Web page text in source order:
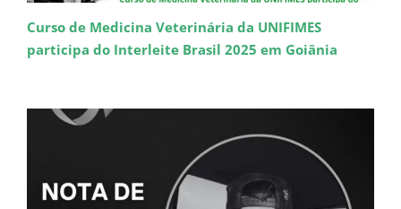
Curso de Medicina Veterinária da UNIFIMES
participa do Interleite Brasil 2025 em Goiânia